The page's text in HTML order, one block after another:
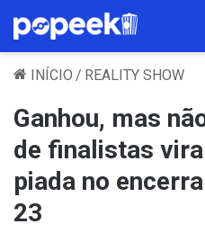
INÍCIO / REALITY SHOW
Ganhou, mas
de finalistas
piada no
23